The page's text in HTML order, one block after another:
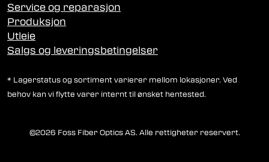
Service og reparasjon
Produksjon
Utleie
Salgs og leveringsbetingelser
* Lagerstatus og sortiment varierer mellom lokasjoner. Ved
behov kan vi flytte varer internt til ønsket hentested.
©2026 Foss Fiber Optics AS. Alle rettigheter reservert.